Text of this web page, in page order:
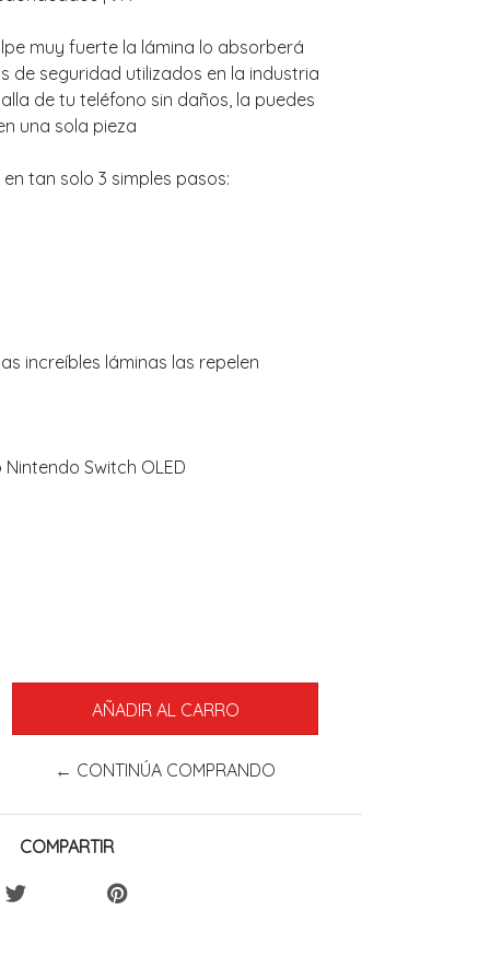
muy fuerte la lámina lo absorberá
de seguridad utilizados en la industria
de tu teléfono sin daños, la puedes
una sola pieza
tan solo 3 simples pasos:
increíbles láminas las repelen
Switch OLED
← CONTINÚA COMPRANDO
COMPARTIR